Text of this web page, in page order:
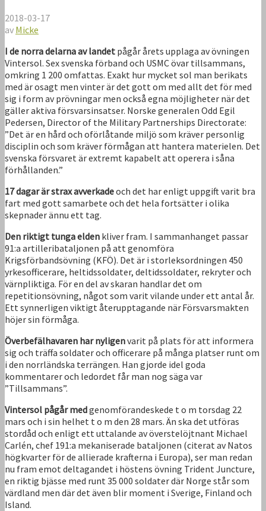
2018-03-17
av Micke
I de norra delarna av landet pågår årets upplaga av övningen
Vintersol. Sex svenska förband och USMC övar tillsammans,
omkring 1 200 omfattas. Exakt hur mycket sol man berikats
med är osagt men vinter är det gott om med allt det för med
sig i form av prövningar men också egna möjligheter när det
gäller aktiva försvarsinsatser. Norske generalen Odd Egil
Pedersen, Director of the Military Partnerships Directorate:
”Det är en hård och oförlåtande miljö som kräver personlig
disciplin och som kräver förmågan att hantera materielen. Det
svenska försvaret är extremt kapabelt att operera i såna
förhållanden.”
17 dagar är strax avverkadeoch det har enligt uppgift varit bra
fart med gott samarbete och det hela fortsätter i olika
skepnader ännu ett tag.
Den riktigt tunga elden kliver fram. I sammanhanget passar
91:a artilleribataljonen på att genomföra
Krigsförbandsövning (KFÖ). Det är i storleksordningen 450
yrkesofficerare, heltidssoldater, deltidssoldater, rekryter och
värnpliktiga. För en del av skaran handlar det om
repetitionsövning, något som varit vilande under ett antal år.
Ett synnerligen viktigt återupptagande när Försvarsmakten
höjer sin förmåga.
Överbefälhavaren har nyligenvarit på plats för att informera
sig och träffa soldater och officerare på många platser runt om
i den norrländska terrängen. Han gjorde idel goda
kommentarer och ledordet får man nog säga var
”Tillsammans”.
Vintersol pågår medgenomförandeskede t o m torsdag 22
mars och i sin helhet t o m den 28 mars. Än ska det utföras
stordåd och enligt ett uttalande av överstelöjtnant Michael
Carlén, chef 191:a mekaniserade bataljonen (citerat av Natos
högkvarter för de allierade krafterna i Europa), ser man redan
nu fram emot deltagandet i höstens övning Trident Juncture,
en riktig bjässe med runt 35 000 soldater där Norge står som
värdland men där det även blir moment i Sverige, Finland och
Island.